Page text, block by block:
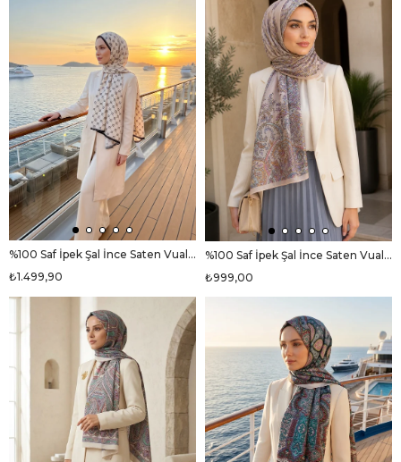
%100 Saf İpek Şal İnce Saten Vual Dokuma V Logo Desenli Krem - Siyah Renkli 90x210 Şal
₺1.499,90
%100 Saf İpek Şal İnce Saten Vual Dokuma Etnik Desenli Somon Renkli 90x210 Şal
₺999,00